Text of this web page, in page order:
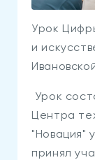
Урок
и
Урок
Центра
"Новация"
принял